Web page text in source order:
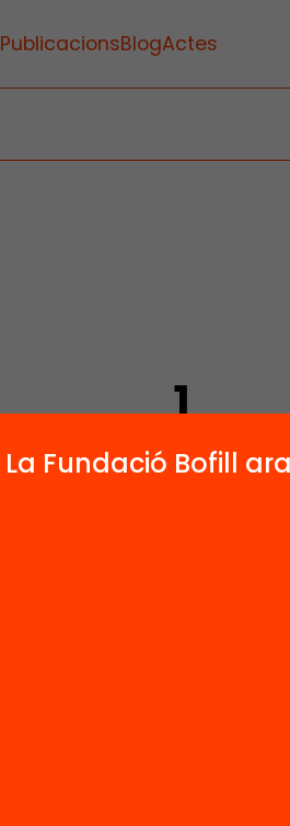
PublicacionsBlogActes
1
Publicacions i vídeos
La Fundació Bofill